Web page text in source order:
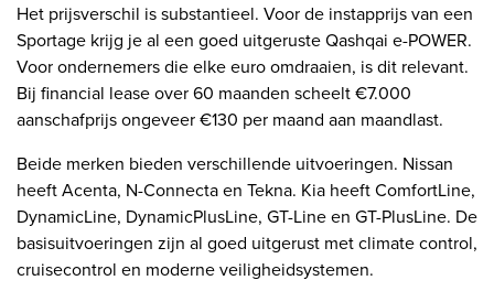
Het prijsverschil is substantieel. Voor de instapprijs van een
Sportage krijg je al een goed uitgeruste Qashqai e-POWER.
Voor ondernemers die elke euro omdraaien, is dit relevant.
Bij financial lease over 60 maanden scheelt €7.000
aanschafprijs ongeveer €130 per maand aan maandlast.
Beide merken bieden verschillende uitvoeringen. Nissan
heeft Acenta, N-Connecta en Tekna. Kia heeft ComfortLine,
DynamicLine, DynamicPlusLine, GT-Line en GT-PlusLine. De
basisuitvoeringen zijn al goed uitgerust met climate control,
cruisecontrol en moderne veiligheidsystemen.